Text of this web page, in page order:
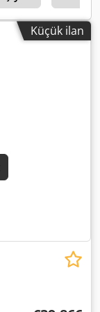
Küçük ilan